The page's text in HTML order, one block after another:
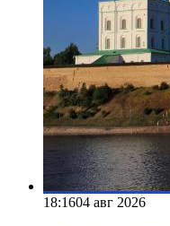
18:1604 авг 2026